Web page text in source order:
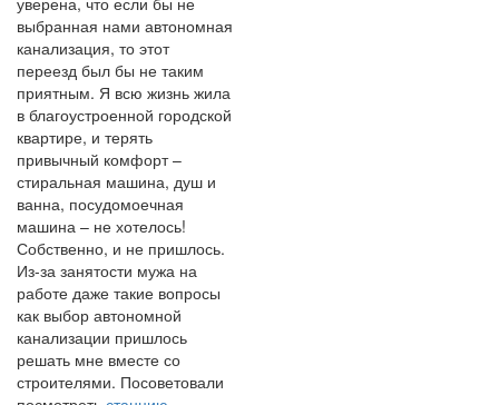
выбранная нами автономная
канализация, то этот
переезд был бы не таким
приятным. Я всю жизнь жила
в благоустроенной городской
квартире, и терять
привычный комфорт –
стиральная машина, душ и
ванна, посудомоечная
машина – не хотелось!
Собственно, и не пришлось.
Из-за занятости мужа на
работе даже такие вопросы
как выбор автономной
канализации пришлось
решать мне вместе со
строителями. Посоветовали